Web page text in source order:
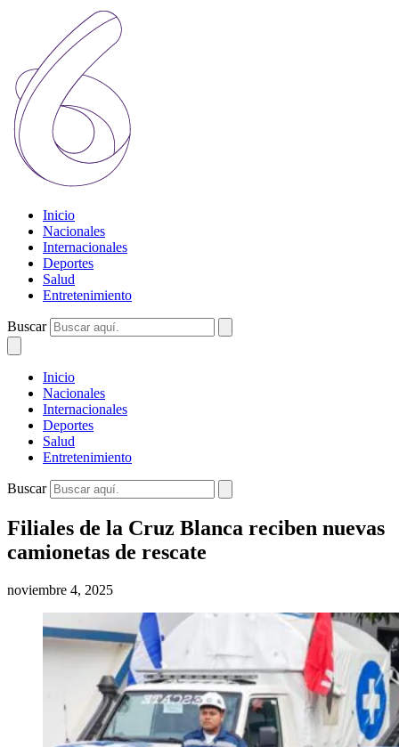
Inicio
Nacionales
Internacionales
Deportes
Salud
Entretenimiento
Buscar
Inicio
Nacionales
Internacionales
Deportes
Salud
Entretenimiento
Buscar
Filiales de la Cruz Blanca reciben nuevas
camionetas de rescate
noviembre 4, 2025